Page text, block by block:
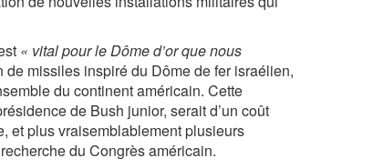
« vital pour le Dôme d’or que nous
de missiles inspiré du Dôme de fer israélien,
du continent américain. Cette
de Bush junior, serait d’un coût
et plus vraisemblablement plusieurs
du Congrès américain.